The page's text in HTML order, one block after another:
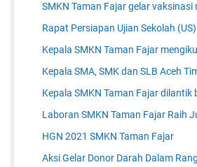
SMKN Taman Fajar gelar vaksinasi
Rapat Persiapan Ujian Sekolah
Kepala SMKN Taman Fajar
Kepala SMA, SMK dan SLB Aceh
Kepala SMKN Taman Fajar dilantik
Laboran SMKN Taman Fajar Raih
HGN 2021 SMKN Taman Fajar
Aksi Gelar Donor Darah Dalam